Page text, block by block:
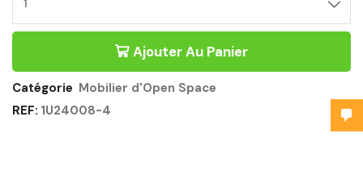
Ajouter Au Panier
Catégorie Mobilier d'Open Space
REF: 1U24008-4